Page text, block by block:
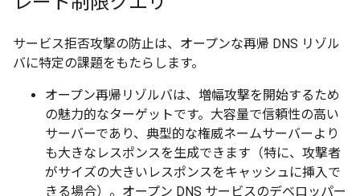
サービス拒否攻撃の防止は、オープンな再帰 DNS リゾル
バに特定の課題をもたらします。
オープン再帰リゾルバは、増幅攻撃を開始するため
の魅力的なターゲットです。大容量で信頼性の高い
サーバーであり、典型的な権威ネームサーバーより
も大きなレスポンスを生成できます（特に、攻撃者
がサイズの大きいレスポンスをキャッシュに挿入で
きる場合）。オープン DNS サービスのデベロッパー